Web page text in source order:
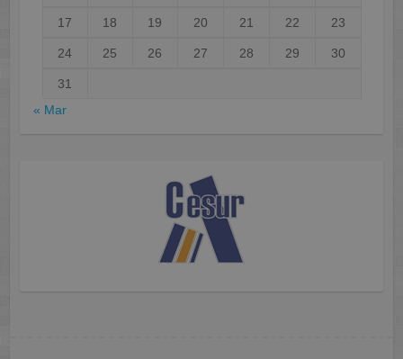
17 18 19 20 21 22 23
24 25 26 27 28 29 30
31
« Mar